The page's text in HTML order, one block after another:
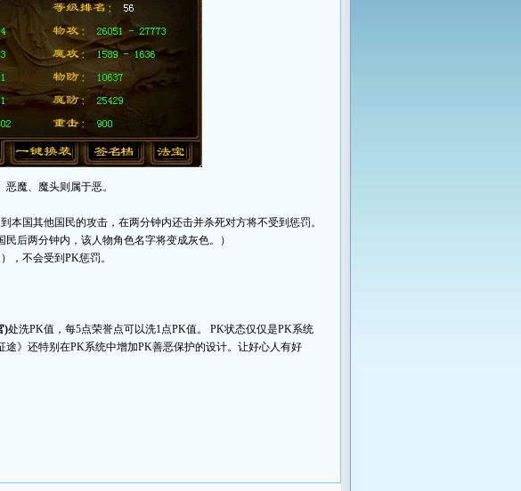
魔、魔头则属于恶。
本国其他国民的攻击，在两分钟内还击并杀死对方将不受到惩罚。
后两分钟内，该人物角色名字将变成灰色。）
，不会受到PK惩罚。
)处洗PK值，每5点荣誉点可以洗1点PK值。 PK状态仅仅是PK系统
》还特别在PK系统中增加PK善恶保护的设计。让好心人有好